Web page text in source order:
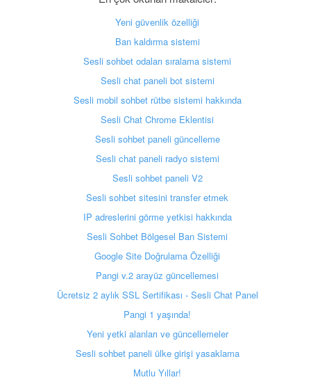
Yeni güvenlik özelliği
Ban kaldırma sistemi
Sesli sohbet odaları sıralama sistemi
Sesli chat paneli bot sistemi
Sesli mobil sohbet rütbe sistemi hakkında
Sesli Chat Chrome Eklentisi
Sesli sohbet paneli güncelleme
Sesli chat paneli radyo sistemi
Sesli sohbet paneli V2
Sesli sohbet sitesini transfer etmek
IP adreslerini görme yetkisi hakkında
Sesli Sohbet Bölgesel Ban Sistemi
Google Site Doğrulama Özelliği
Pangi v.2 arayüz güncellemesi
Ücretsiz 2 aylık SSL Sertifikası - Sesli Chat Panel
Pangi 1 yaşında!
Yeni yetki alanları ve güncellemeler
Sesli sohbet paneli ülke girişi yasaklama
Mutlu Yıllar!